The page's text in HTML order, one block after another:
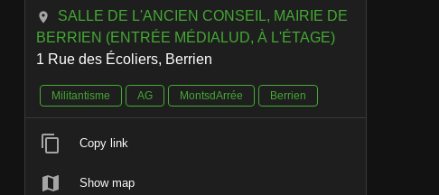
SALLE DE L'ANCIEN CONSEIL, MAIRIE DE
BERRIEN (ENTRÉE MÉDIALUD, À L'ÉTAGE)
1 Rue des Écoliers, Berrien
Militantisme AG MontsdArrée Berrien
Copy link
Show map